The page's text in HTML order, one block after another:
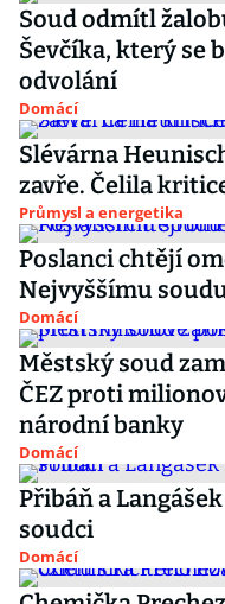
Soud odmítl
Ševčíka, který se
odvolání
Domácí
Slévárna
zavře. Čelila
Průmysl a energetika
Poslanci chtějí
Nejvyššímu
Domácí
Městský soud
ČEZ proti
národní banky
Domácí
Přibáň a
soudci
Domácí